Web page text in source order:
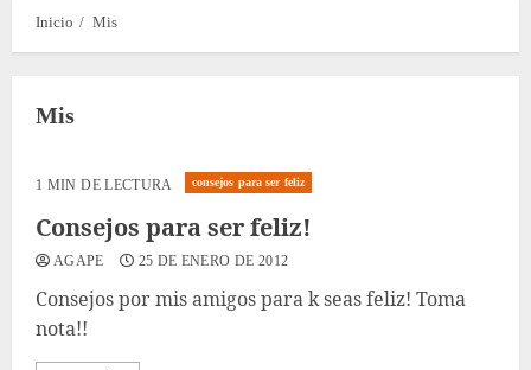
Inicio Mis
Mis
1 MIN DE LECTURA consejos para ser feliz
Consejos para ser feliz!
AGAPE 25 DE ENERO DE 2012
Consejos por mis amigos para k seas feliz! Toma
nota!!